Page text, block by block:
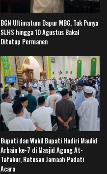
BGN Ultimatum Dapur MBG, Tak Punya
SLHS hingga 10 Agustus Bakal
Ditutup Permanen
Bupati dan Wakil Bupati Hadiri Maulid
Arbain ke-7 di Masjid Agung At-
Tafakur, Ratusan Jamaah Padati
Acara